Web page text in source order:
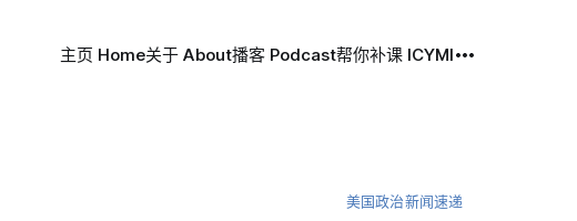
主页 Home关于 About播客 Podcast帮你补课 ICYMI
美国政治新闻速递